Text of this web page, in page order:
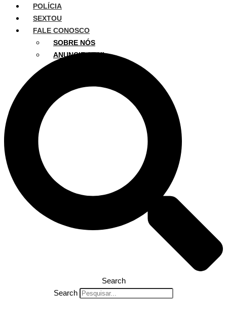
POLÍCIA
SEXTOU
FALE CONOSCO
SOBRE NÓS
ANUNCIE AQUI
Search
Search